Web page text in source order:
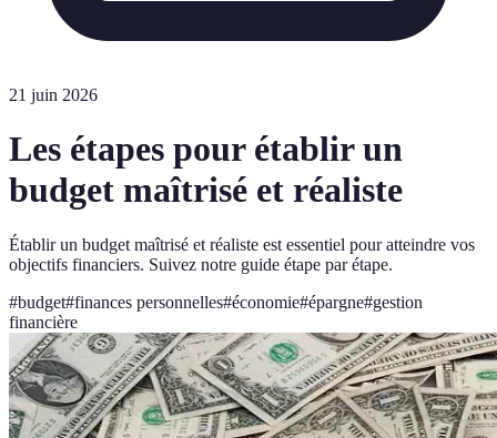
21 juin 2026
Les étapes pour établir un
budget maîtrisé et réaliste
Établir un budget maîtrisé et réaliste est essentiel pour atteindre vos
objectifs financiers. Suivez notre guide étape par étape.
#budget#finances personnelles#économie#épargne#gestion
financière